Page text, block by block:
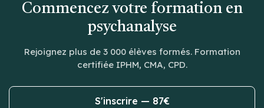
Commencez votre formation en
psychanalyse
Rejoignez plus de 3 000 élèves formés. Formation
certifiée IPHM, CMA, CPD.
S'inscrire — 87€